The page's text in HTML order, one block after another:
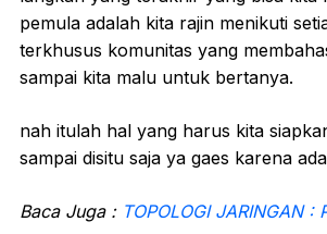
pemula adalah kita rajin menikuti
terkhusus komunitas yang
sampai kita malu untuk bertanya.
nah itulah hal yang harus kita
sampai disitu saja ya gaes karena
Baca Juga : TOPOLOGI JARINGAN